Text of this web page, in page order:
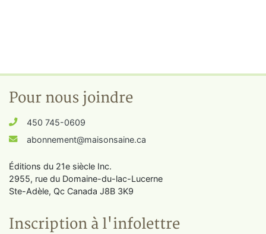
Pour nous joindre
450 745-0609
abonnement@maisonsaine.ca
Éditions du 21e siècle Inc.
2955, rue du Domaine-du-lac-Lucerne
Ste-Adèle, Qc Canada J8B 3K9
Inscription à l'infolettre